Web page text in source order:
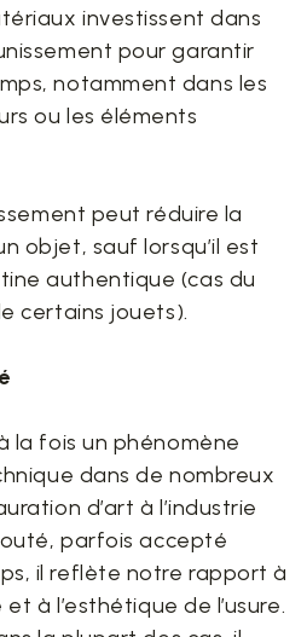
investissent dans
pour garantir
notamment dans les
ou les éléments
peut réduire la
objet, sauf lorsqu’il est
authentique (cas du
certains jouets).
la fois un phénomène
dans de nombreux
d’art à l’industrie
parfois accepté
il reflète notre rapport à
à l’esthétique de l’usure.